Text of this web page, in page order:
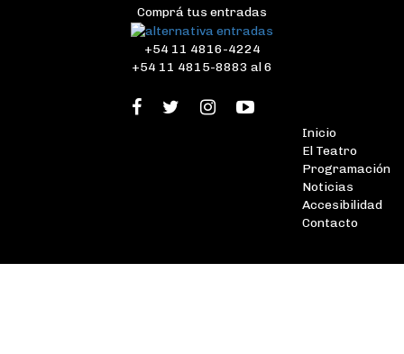
Comprá tus entradas
+54 11 4816-4224
+54 11 4815-8883 al 6
Inicio
El Teatro
Programación
Noticias
Accesibilidad
Contacto